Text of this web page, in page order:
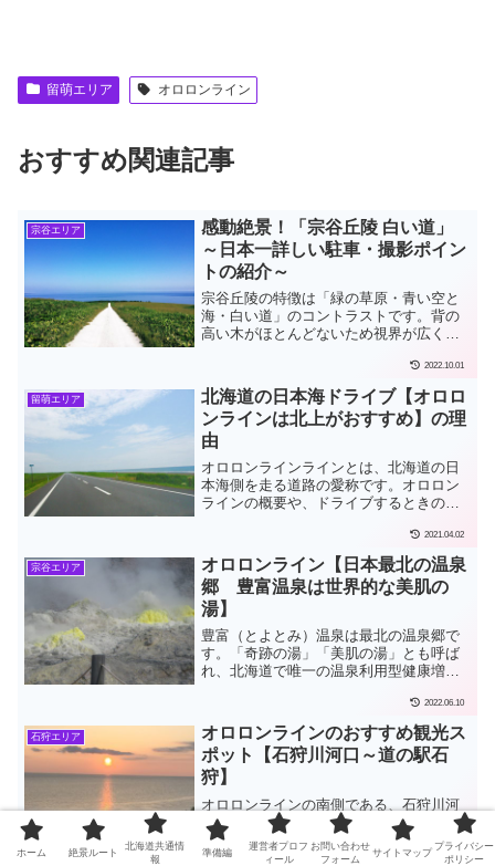
留萌エリア オロロンライン
おすすめ関連記事
宗谷エリア
感動絶景！「宗谷丘陵 白い道」
～日本一詳しい駐車・撮影ポイン
トの紹介～
宗谷丘陵の特徴は「緑の草原・青い空と
海・白い道」のコントラストです。背の
高い木がほとんどないため視界が広く、
びていく風景は感動するほどの絶景で
す。ここでは、「宗谷丘陵 白い道」の絶
景ポイントを、どのサイトよりも詳しく
紹介します。
2022.10.01
留萌エリア
北海道の日本海ドライブ【オロロ
ンラインは北上がおすすめ】の理
由
オロロンラインラインとは、北海道の日
本海側を走る道路の愛称です。オロロン
ラインの概要や、ドライブするときのポ
走るのがいいの？など、２０年以上前か
ら現在まで何度もオロロンラインを走っ
た経験とその後の検証から、おすすめの
走り方を紹介します。
2021.04.02
宗谷エリア
オロロンライン【日本最北の温泉
郷 豊富温泉は世界的な美肌の
湯】
豊富（とよとみ）温泉は最北の温泉郷で
す。「奇跡の湯」「美肌の湯」とも呼ば
れ、北海道で唯一の温泉利用型健康増進
2022.06.10
石狩エリア
オロロンラインのおすすめ観光ス
ポット【石狩川河口～道の駅石
狩】
オロロンラインの南側である、石狩川河
口から道の駅石狩（あいろーど厚田）ま
でエリアにおいて、灯台、朝市、新しく
てきれいな道の駅、絶景の展望台や恋人
ホーム 絶景ルート
北海道共通情
報
準備編
運営者プロフ
ィール
お問い合わせ
フォーム
サイトマップ
プライバシー
ポリシー